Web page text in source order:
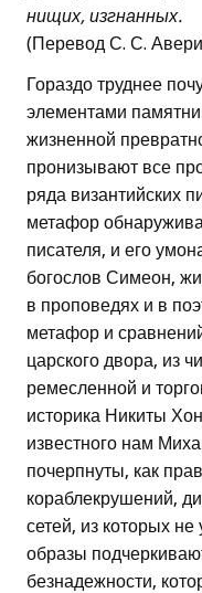
нищих, изгнанных.
(Перевод С. С.
Гораздо труднее
элементами
жизненной
пронизывают все
ряда византийских
метафор
писателя, и его
богослов Симеон,
в проповедях и в
метафор и
царского двора, из
ремесленной и
историка Никиты
известного нам
почерпнуты, как
кораблекрушений,
сетей, из которых
образы
безнадежности,